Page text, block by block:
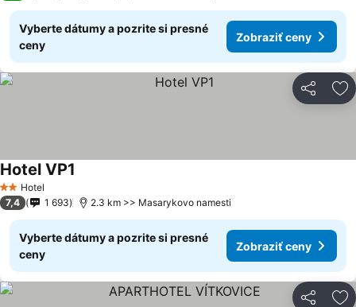
Vyberte dátumy a pozrite si presné
ceny
Zobraziť ceny
Zdieľať
2 Počet hviezdičiek
Hotel
Hotel VP1
7,4 1 693 2.3 km >> Masarykovo namesti
Vyberte dátumy a pozrite si presné
ceny
Zobraziť ceny